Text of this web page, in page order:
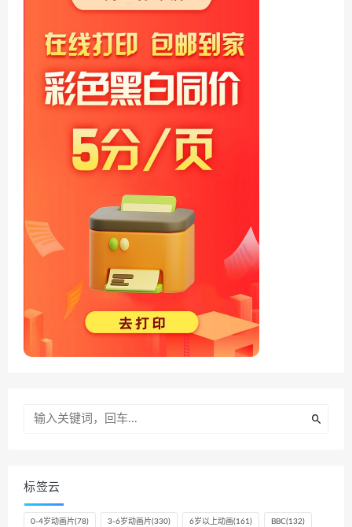
标签云
0-4岁动画片(78) 3-6岁动画片(330) 6岁以上动画(161) BBC(132)